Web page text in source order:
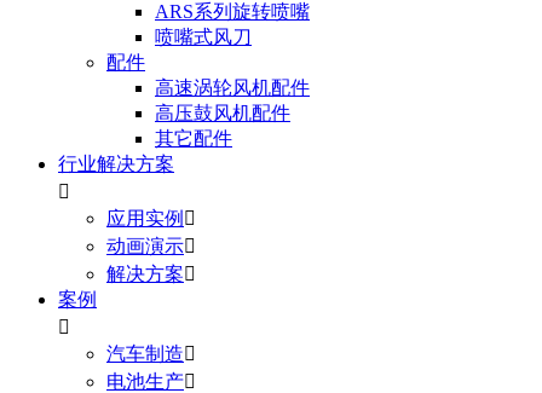
ARS系列旋转喷嘴
喷嘴式风刀
配件
高速涡轮风机配件
高压鼓风机配件
其它配件
行业解决方案

应用实例 
动画演示
解决方案
案例

汽车制造
电池生产